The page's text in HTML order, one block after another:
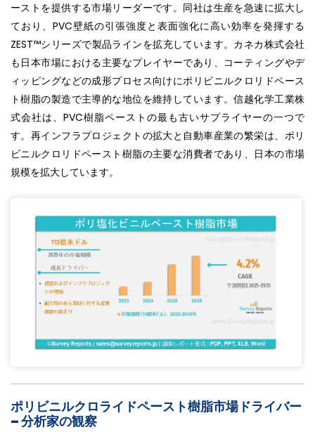
ーストを提供する市場リーダーです。同社は生産を急速に拡大し
ており、PVC壁紙の引張強度と表面強化に高い効率を発揮する
ZEST™シリーズで製品ラインを拡充しています。カネカ株式会社
も日本市場における主要なプレイヤーであり、コーティングやデ
ィッピングなどの成形プロセス向けにポリビニルクロリドペース
ト樹脂の製造で主導的な地位を維持しています。信越化学工業株
式会社は、PVC樹脂ペーストの最も古いサプライヤーの一つで
す。再インフラプロジェクトの拡大と自動車産業の繁栄は、ポリ
ビニルクロリドペースト樹脂の主要な消費者であり、日本の市場
規模を拡大しています。
ポリビニルクロライドペースト樹脂市場ドライバー
– 分析家の観察